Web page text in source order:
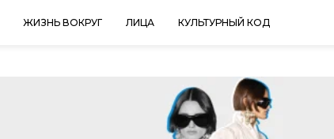
ЖИЗНЬ ВОКРУГ ЛИЦА КУЛЬТУРНЫЙ КОД